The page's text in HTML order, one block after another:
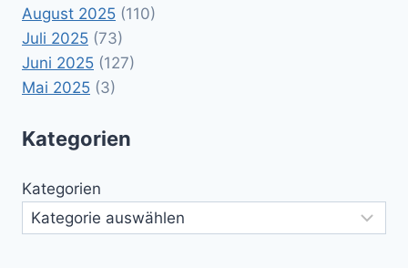
August 2025 (110)
Juli 2025 (73)
Juni 2025 (127)
Mai 2025 (3)
Kategorien
Kategorien